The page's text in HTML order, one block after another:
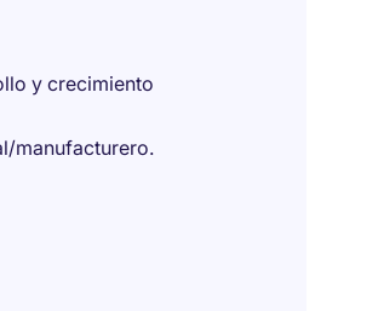
y crecimiento
manufacturero.